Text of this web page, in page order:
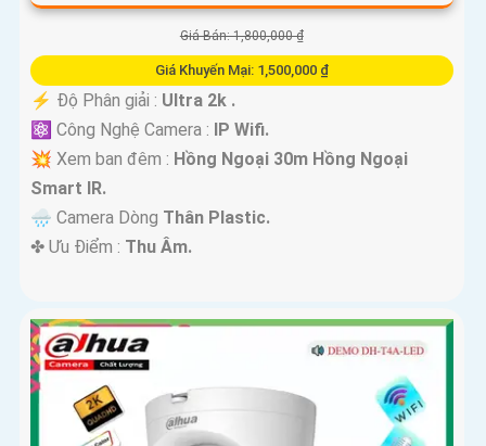
Giá Bán: 1,800,000 ₫
Giá Khuyến Mại: 1,500,000 ₫
️⚡ Độ Phân giải : Ultra 2k .
⚛️ Công Nghệ Camera :
IP Wifi.
💥 Xem ban đêm : Hồng Ngoại 30m Hồng Ngoại
Smart IR.
🌧️ Camera Dòng Thân Plastic.
️✤ Ưu Điểm : Thu Âm.